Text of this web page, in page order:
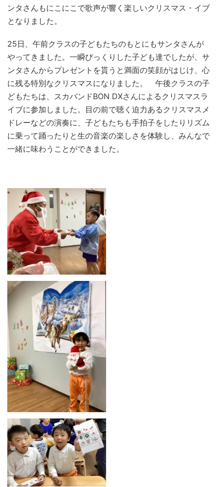
ンタさんもにこにこで歌声が響く楽しいクリスマス・イブ
となりました。
25日、午前クラスの子どもたちのもとにもサンタさんが
やってきました。一瞬びっくりした子ども達でしたが、サ
ンタさんからプレゼントを貰うと満面の笑顔がはじけ、心
に残る特別なクリスマスになりました。 午後クラスの子
どもたちは、スカバンドBON DXさんによるクリスマスラ
イブに参加しました。目の前で聴く迫力あるクリスマスメ
ドレーなどの演奏に、子どもたちも手拍子をしたりリズム
に乗って踊ったりと生の音楽の楽しさを体験し、みんなで
一緒に味わうことができました。